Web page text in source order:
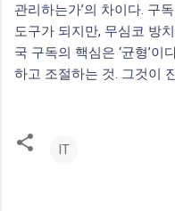
관리하는가’의 차이다. 구
도구가 되지만, 무심코 방
국 구독의 핵심은 ‘균형’이
하고 조절하는 것. 그것이
IT